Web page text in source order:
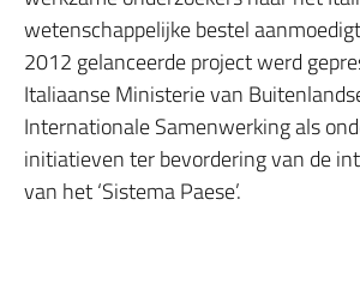
wetenschappelijke bestel
2012 gelanceerde project werd
Italiaanse Ministerie van
Internationale Samenwerking als
initiatieven ter bevordering van de
van het ‘Sistema Paese’.